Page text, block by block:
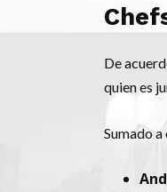
De
quien es
Sumado a